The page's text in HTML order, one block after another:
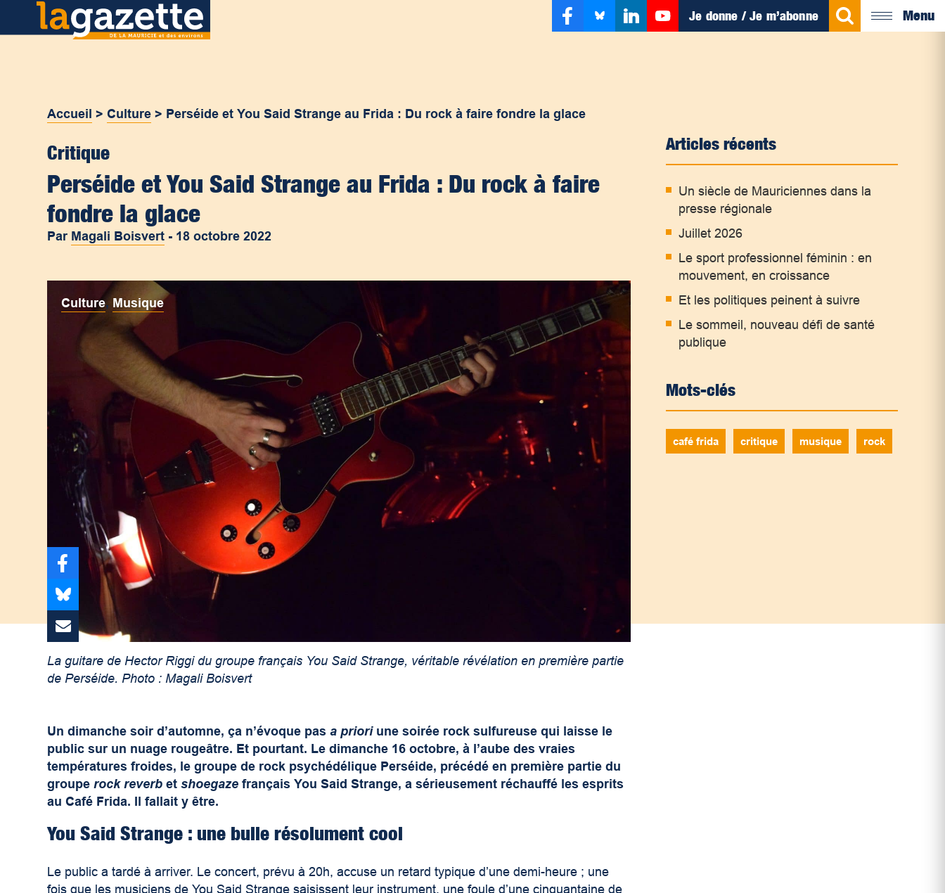
Je donne / Je m’abonne Menu
Accueil >Culture > Perséide et You Said Strange au Frida : Du rock à faire fondre la glace
Critique
Perséide et You Said Strange au Frida : Du rock à faire
fondre la glace
Par Magali Boisvert - 18 octobre 2022
Culture, Musique
La guitare de Hector Riggi du groupe français You Said Strange, véritable révélation en première partie
de Perséide. Photo : Magali Boisvert
Un dimanche soir d’automne, ça n’évoque pasa prioriune soirée rock sulfureuse qui laisse le
public sur un nuage rougeâtre. Et pourtant. Le dimanche 16 octobre, à l’aube des vraies
températures froides, le groupe de rock psychédélique Perséide, précédé en première partie du
grouperock reverb etshoegaze français You Said Strange, a sérieusement réchauffé les esprits
au Café Frida. Il fallait y être.
You Said Strange : une bulle résolument cool
Le public a tardé à arriver. Le concert, prévu à 20h, accuse un retard typique d’une demi-heure ; une
fois que les musiciens de You Said Strange saisissent leur instrument, une foule d’une cinquantaine de
Articles récents
Un siècle de Mauriciennes dans la
presse régionale
Juillet 2026
Le sport professionnel féminin : en
mouvement, en croissance
Et les politiques peinent à suivre
Le sommeil, nouveau défi de santé
publique
Mots-clés
café frida critique musique rock